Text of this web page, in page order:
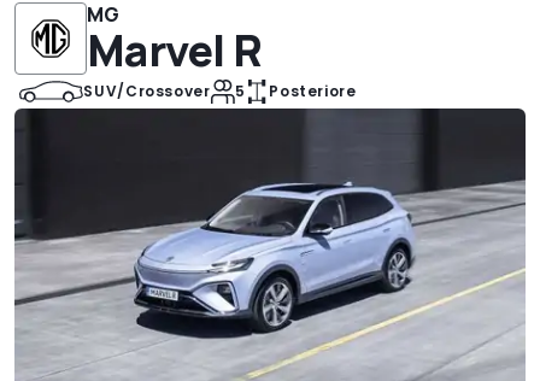
MG
Marvel R
SUV/Crossover 5 Posteriore